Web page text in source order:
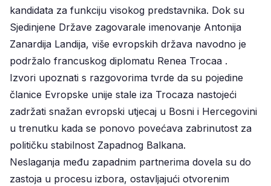
kandidata za funkciju visokog predstavnika. Dok su
Sjedinjene Države zagovarale imenovanje Antonija
Zanardija Landija, više evropskih država navodno je
podržalo francuskog diplomatu Renea Trocaa .
Izvori upoznati s razgovorima tvrde da su pojedine
članice Evropske unije stale iza Trocaza nastojeći
zadržati snažan evropski utjecaj u Bosni i Hercegovini
u trenutku kada se ponovo povećava zabrinutost za
političku stabilnost Zapadnog Balkana.
Neslaganja među zapadnim partnerima dovela su do
zastoja u procesu izbora, ostavljajući otvorenim